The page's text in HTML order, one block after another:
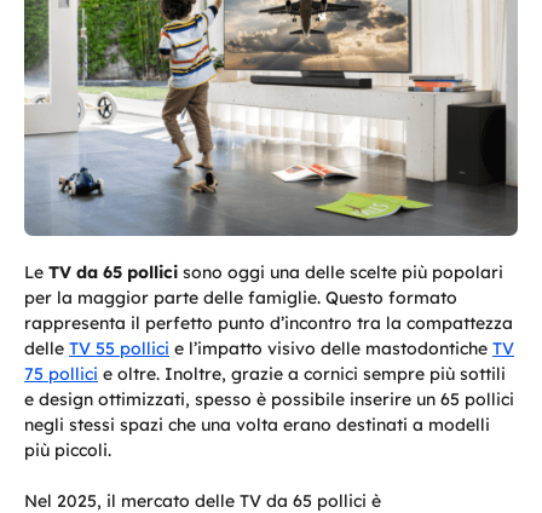
Le TV da 65 pollici sono oggi una delle scelte più popolari
per la maggior parte delle famiglie. Questo formato
rappresenta il perfetto punto d’incontro tra la compattezza
delle TV 55 pollici e l’impatto visivo delle mastodontiche TV
75 pollici e oltre. Inoltre, grazie a cornici sempre più sottili
e design ottimizzati, spesso è possibile inserire un 65 pollici
negli stessi spazi che una volta erano destinati a modelli
più piccoli.
Nel 2025, il mercato delle TV da 65 pollici è